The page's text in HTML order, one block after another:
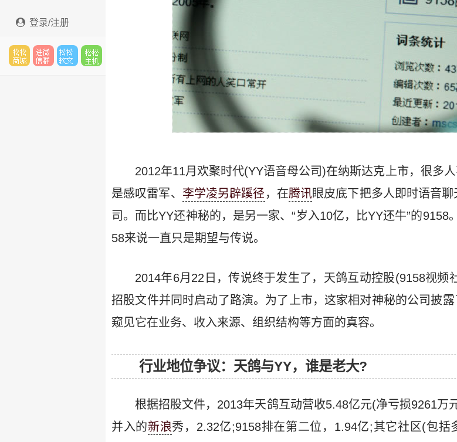
登录/注册
2012年11月欢聚时代(YY语音母公司)在纳斯达克上市，很多
是感叹雷军、 李学凌另辟蹊径 ，在腾讯眼皮底下把多人即时语音
司。而比YY还神秘的，是另一家、“岁入10亿，比YY还牛”的9158
58来说一直只是期望与传说。
2014年6月22日，传说终于发生了，天鸽互动控股(9158视频
招股文件并同时启动了路演。为了上市，这家相对神秘的公司披
窥见它在业务、收入来源、组织结构等方面的真容。
行业地位争议：天鸽与YY，谁是老大?
根据招股文件，2013年天鸽互动营收5.48亿元(净亏损9261万
并入的新浪秀，2.32亿;9158排在第二位，1.94亿;其它社区(包括